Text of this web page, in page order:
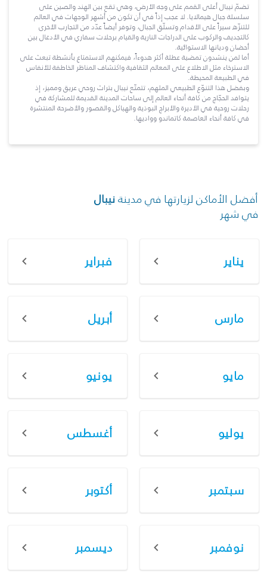
تضمّ نيبال أعلى القمم على وجه الأرض، وهي تقع بين الهند والصين على
سلسلة جبال هيمالايا. لا عجب إذاً في أن تكون من أشهر الوجهات في العالم
للتنزّه سيراً على الأقدام وتسلّق الجبال، وتوفر أيضاً عدّد من التجارب الأخرى
كالتجديف والركوب على الدراجات النارية والقيام برحلات سفاري في الأدغال بين
أحضان وديانها الاستوائية.
أما لمن ينشدون تمضية عطلة أكثر هدوءاً، فيمكنهم الاستمتاع بأنشطة تبعث على
الاسترخاء مثل الاطلاع على المعالم الثقافية واكتشاف المناظر الخاطفة للأنفاس
في الطبيعة المحيطة.
وبفضل هذا التنوّع الطبيعي الملهم، تتمتّع نيبال بتراث روحي عريق ومميز، إذ
يتوافد الحجّاج من كافة أنحاء العالم إلى ساحات المدينة القديمة للمشاركة في
رحلات روحية في الأديرة والأبراج البوذية والهياكل والقصور والأضرحة المنتشرة
في كافة أنحاء العاصمة كاتماندو وواديها.
أفضل الأماكن لزيارتها في مدينةنيبال
في شهر
يناير فبراير
مارس أبريل
مايو يونيو
يوليو أغسطس
سبتمبر أكتوبر
نوفمبر ديسمبر